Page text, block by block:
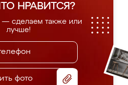
НРАВИТСЯ?
— сделаем также или
лучше!
фото